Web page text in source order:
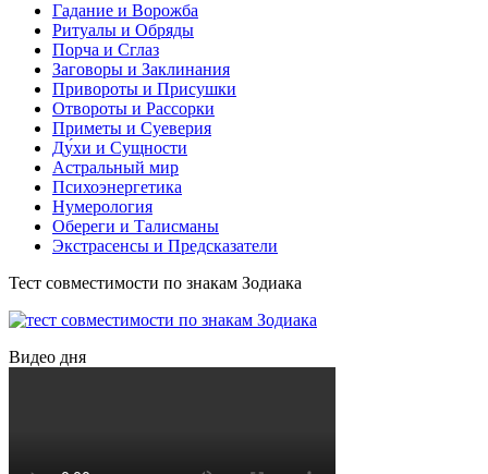
Гадание и Ворожба
Ритуалы и Обряды
Порча и Сглаз
Заговоры и Заклинания
Привороты и Присушки
Отвороты и Рассорки
Приметы и Суеверия
Ду́хи и Сущности
Астральный мир
Психоэнергетика
Нумерология
Обереги и Талисманы
Экстрасенсы и Предсказатели
Тест совместимости по знакам Зодиака
Видео дня